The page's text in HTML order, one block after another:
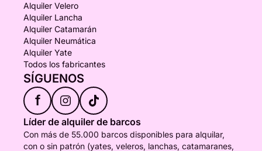
Alquiler Velero
Alquiler Lancha
Alquiler Catamarán
Alquiler Neumática
Alquiler Yate
Todos los fabricantes
SÍGUENOS
f
Líder de alquiler de barcos
Con más de 55.000 barcos disponibles para alquilar,
con o sin patrón (yates, veleros, lanchas, catamaranes,